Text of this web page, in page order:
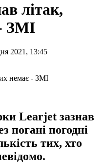
літак,
ЗМІ
2021, 13:45
Learjet зазнав
погані погодні
тих, хто